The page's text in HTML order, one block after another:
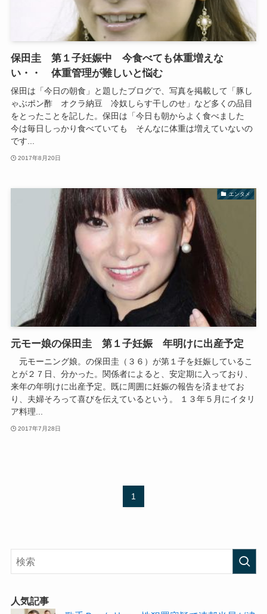
保田圭 第１子妊娠中 今食べても体重増えな
い・・ 体重管理が難しいと悩む
保田は「今日の朝食」と題したブログで、写真を掲載して「豚し
ゃぶポン酢 オクラ納豆 冷奴しらす干しのせ」など多くの品目
をとったことを記した。保田は「今日も朝からよく食べました
今は毎日しっかり食べていても そんなに体重は増えていないの
です...
2017年8月20日
エンタメ
元モー娘の保田圭 第１子妊娠 年明けに出産予定
元モーニング娘。の保田圭（３６）が第１子を妊娠しているこ
とが２７日、分かった。関係者によると、安定期に入っており、
来年の年明けに出産予定。既に周囲に妊娠の報告を済ませてお
り、夫婦そろって喜びを伝えているという。 １３年５月にイタリ
ア料理...
2017年7月28日
1
人気記事